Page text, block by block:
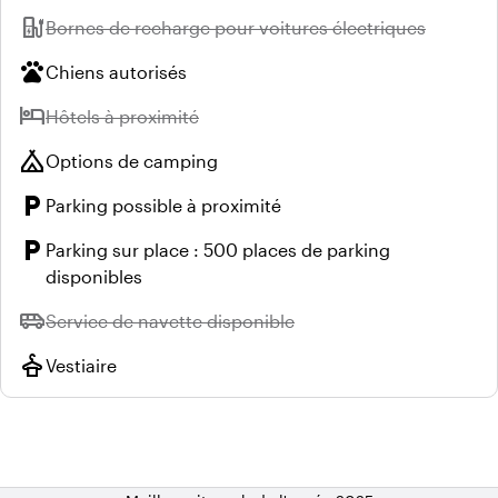
ev_stationIndisponible :
Bornes de recharge pour voitures électriques
petsChiens autorisés
hotelIndisponible :
Hôtels à proximité
campingOptions de camping
local_parking Parking possible à proximité
local_parking Parking sur place : 500 places de parking
disponibles
airport_shuttleIndisponible :
Service de navette disponible
stylerVestiaire